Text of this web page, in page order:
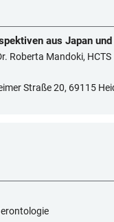
aus Japan und
Roberta Mandoki, HCTS
Straße 20, 69115